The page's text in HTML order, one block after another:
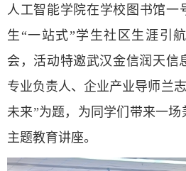
人工智能学院在学校图书馆一
生“一站式”学生社区生涯引
会，活动特邀武汉金信润天信
专业负责人、企业产业导师兰
未来”为题，为同学们带来一
主题教育讲座。